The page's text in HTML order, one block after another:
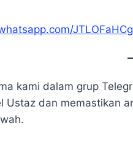
kami dalam grup
Ustaz dan memastikan